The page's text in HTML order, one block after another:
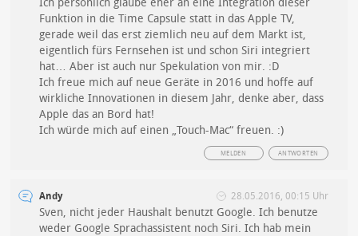
Ich persönlich glaube eher an eine Integration dieser
Funktion in die Time Capsule statt in das Apple TV,
gerade weil das erst ziemlich neu auf dem Markt ist,
eigentlich fürs Fernsehen ist und schon Siri integriert
hat… Aber ist auch nur Spekulation von mir. :D
Ich freue mich auf neue Geräte in 2016 und hoffe auf
wirkliche Innovationen in diesem Jahr, denke aber, dass
Apple das an Bord hat!
Ich würde mich auf einen „Touch-Mac“ freuen. :)
ANTWORTEN
MELDEN
Andy 28.05.2016, 00:15 Uhr
Sven, nicht jeder Haushalt benutzt Google. Ich benutze
weder Google Sprachassistent noch Siri. Ich hab mein